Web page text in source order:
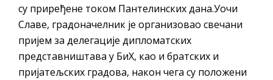
ЈАВНИ ПОЗИВ ЗА ПРИЈАВУ
НЕПРОПИСНОГ ОДЛАГАЊА ОТПАДА УЗ
ДОДЈЕЛУ ФИНАНСИЈСКЕ НАГРАДЕ
су приређене током Пантелинских дана.Уочи
Славе, градоначелник је организовао свечани
пријем за делегације дипломатских
представништава у БиХ, као и братских и
пријатељских градова, након чега су положени